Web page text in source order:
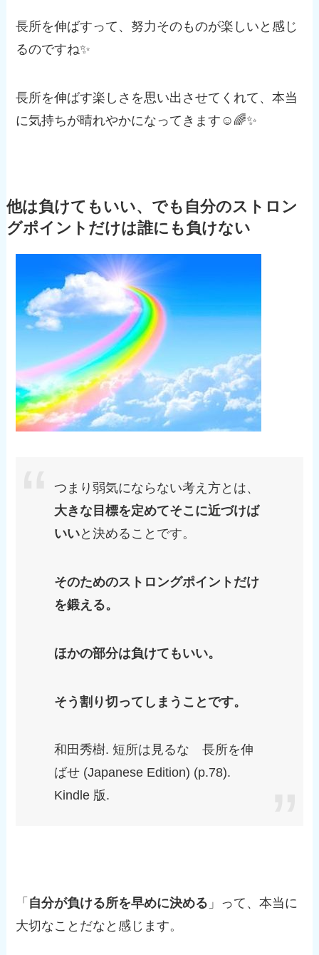
長所を伸ばすって、努力そのものが楽しいと感じ
るのですね✨
長所を伸ばす楽しさを思い出させてくれて、本当
に気持ちが晴れやかになってきます☺️🌈✨
他は負けてもいい、でも自分のストロン
グポイントだけは誰にも負けない
つまり弱気にならない考え方とは、
大きな目標を定めてそこに近づけば
いいと決めることです。
そのためのストロングポイントだけ
を鍛える。
ほかの部分は負けてもいい。
そう割り切ってしまうことです。
和田秀樹. 短所は見るな 長所を伸
ばせ (Japanese Edition) (p.78).
Kindle 版.
「 自分が負ける所を早めに決める 」って、本当に
大切なことだなと感じます。